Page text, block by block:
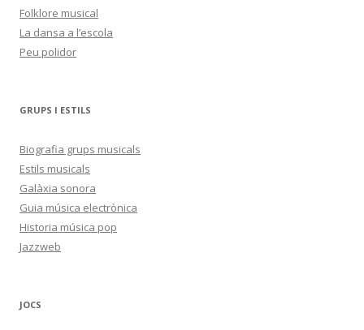
Folklore musical
La dansa a l’escola
Peu polidor
GRUPS I ESTILS
Biografia grups musicals
Estils musicals
Galàxia sonora
Guia música electrònica
Historia música pop
Jazzweb
JOCS